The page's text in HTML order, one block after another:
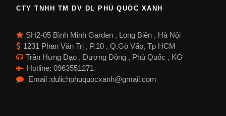
CTY TNHH TM DV DL PHÚ QUỐC XANH
SH2-05 Bình Minh Garden , Long Biên , Hà Nội
1231 Phan Văn Trị , P.10 , Q.Gò Vấp, Tp HCM
Trần Hưng Đạo , Dương Đông , Phú Quốc , KG
Hotline: 0963551271
Email :dulichphuquocxanh@gmail.com